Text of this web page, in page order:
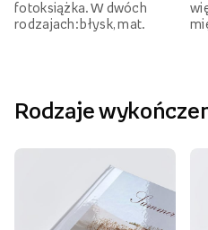
fotoksiążka. W dwóch
rodzajach: błysk, mat.
Rodzaje